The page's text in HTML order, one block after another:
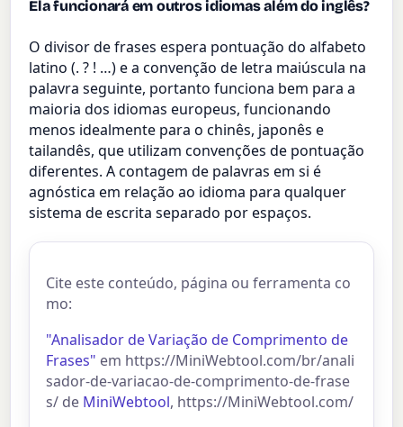
Ela funcionará em outros idiomas além do inglês?
O divisor de frases espera pontuação do alfabeto
latino (. ? ! …) e a convenção de letra maiúscula na
palavra seguinte, portanto funciona bem para a
maioria dos idiomas europeus, funcionando
menos idealmente para o chinês, japonês e
tailandês, que utilizam convenções de pontuação
diferentes. A contagem de palavras em si é
agnóstica em relação ao idioma para qualquer
sistema de escrita separado por espaços.
Cite este conteúdo, página ou ferramenta co
mo:
"Analisador de Variação de Comprimento de
Frases" em https://MiniWebtool.com/br/anali
sador-de-variacao-de-comprimento-de-frase
s/ de MiniWebtool, https://MiniWebtool.com/